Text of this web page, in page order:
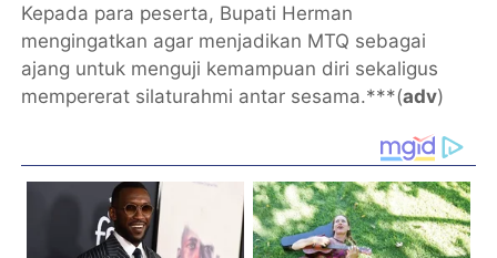
Kepada para peserta, Bupati Herman
mengingatkan agar menjadikan MTQ sebagai
ajang untuk menguji kemampuan diri sekaligus
mempererat silaturahmi antar sesama.***(adv)